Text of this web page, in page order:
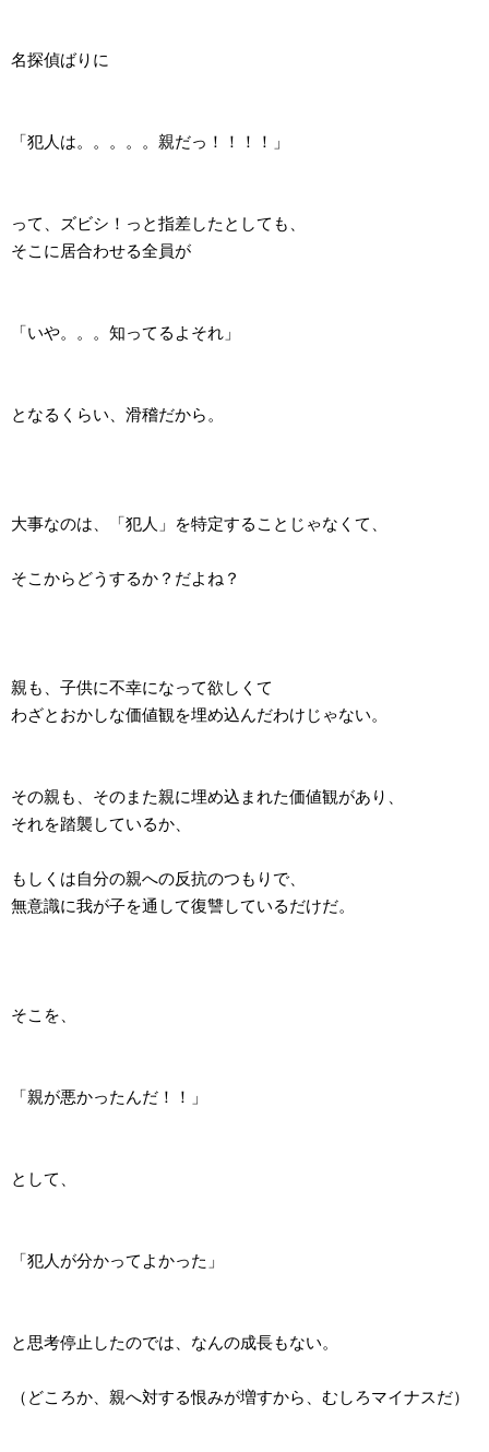
名探偵ばりに
「犯人は。。。。。親だっ！！！！」
って、ズビシ！っと指差したとしても、
そこに居合わせる全員が
「いや。。。知ってるよそれ」
となるくらい、滑稽だから。
大事なのは、「犯人」を特定することじゃなくて、
そこからどうするか？だよね？
親も、子供に不幸になって欲しくて
わざとおかしな価値観を埋め込んだわけじゃない。
その親も、そのまた親に埋め込まれた価値観があり、
それを踏襲しているか、
もしくは自分の親への反抗のつもりで、
無意識に我が子を通して復讐しているだけだ。
そこを、
「親が悪かったんだ！！」
として、
「犯人が分かってよかった」
と思考停止したのでは、なんの成長もない。
（どころか、親へ対する恨みが増すから、むしろマイナスだ）